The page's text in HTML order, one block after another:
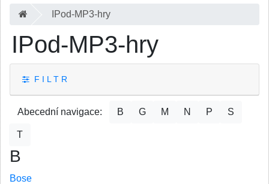
IPod-MP3-hry
IPod-MP3-hry
F I L T R
Abecední navigace: B G M N P S
T
B
Bose